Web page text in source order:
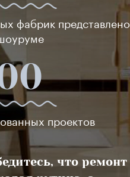
фабрик представлено
проектов
что ремонт